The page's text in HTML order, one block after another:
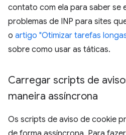
contato com ela para saber se
problemas de INP para sites
o artigo "Otimizar tarefas
sobre como usar as táticas.
Carregar scripts de
maneira assíncrona
Os scripts de aviso de cookie